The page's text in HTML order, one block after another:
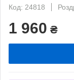
Код: 24818
1 960 ₴